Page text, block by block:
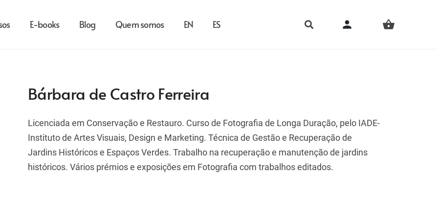
E-books Blog Quem somos EN ES person shopping_basket
Bárbara de Castro Ferreira
Licenciada em Conservação e Restauro. Curso de Fotografia de Longa Duração, pelo IADE-
Instituto de Artes Visuais, Design e Marketing. Técnica de Gestão e Recuperação de
Jardins Históricos e Espaços Verdes. Trabalho na recuperação e manutenção de jardins
históricos. Vários prémios e exposições em Fotografia com trabalhos editados.